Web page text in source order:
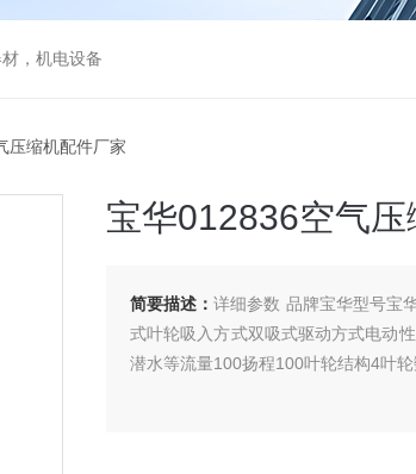
，机电设备
压缩机配件厂家
宝华012836空气
简要描述：详细参数 品牌宝华型号宝
式叶轮吸入方式双吸式驱动方式电动
潜水等流量100扬程100叶轮结构4叶